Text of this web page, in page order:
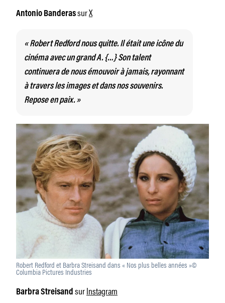
Antonio BanderassurX
« Robert Redford nous quitte. Il était une icône du
cinéma avec un grand A. {…} Son talent
continuera de nous émouvoir à jamais, rayonnant
à travers les images et dans nos souvenirs.
Repose en paix. »
Robert Redford et Barbra Streisand dans « Nos plus belles années »©
Columbia Pictures Industries
Barbra Streisand surInstagram